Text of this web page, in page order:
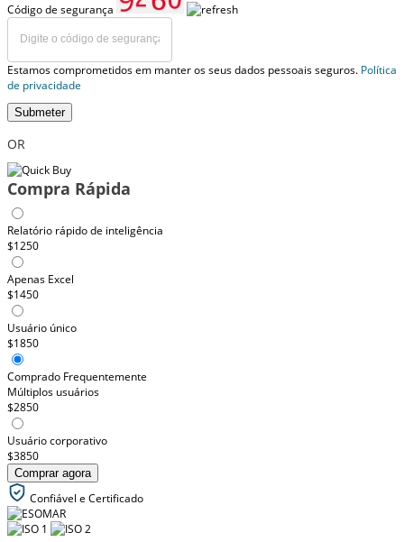
Código de segurança
Estamos comprometidos em manter os seus dados pessoais seguros. Política
de privacidade
Submeter
OR
Compra Rápida
Relatório rápido de inteligência
$1250
Apenas Excel
$1450
Usuário único
$1850
Comprado Frequentemente
Múltiplos usuários
$2850
Usuário corporativo
$3850
Comprar agora
Confiável e Certificado